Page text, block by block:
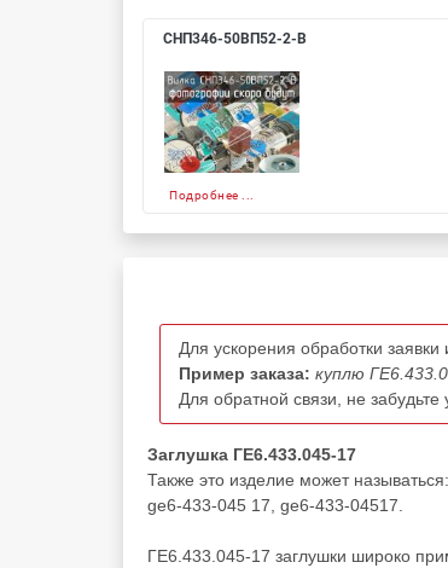
СНП346-50ВП52-2-В
Подробнее ...
Для ускорения обработки заявки
Пример заказа: куплю
Для обратной связи, не
Заглушка ГЕ6.433.045-17
Также это изделие может
ge6-433-045 17, ge6-433-04517.
ГЕ6.433.045-17 заглушки широко